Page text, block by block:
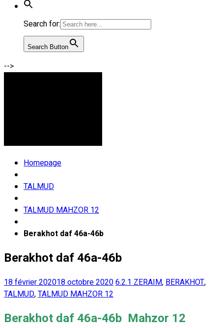
Search for:
Search Button
-->
Homepage
TALMUD
TALMUD MAHZOR 12
Berakhot daf 46a-46b
Berakhot daf 46a-46b
18 février 202018 octobre 20206.2.1 ZERAIM,BERAKHOT,
TALMUD,TALMUD MAHZOR 12
Berakhot daf 46a-46b Mahzor 12